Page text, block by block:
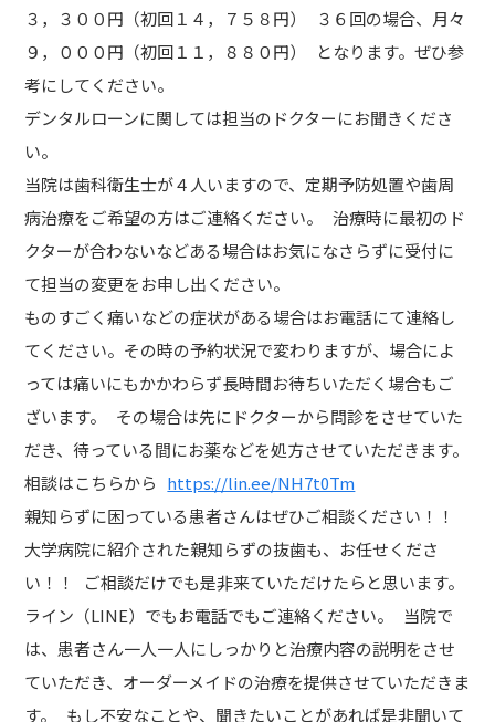
３，３００円（初回１４，７５８円） ３６回の場合、月々
９，０００円（初回１１，８８０円） となります。ぜひ参
考にしてください。
デンタルローンに関しては担当のドクターにお聞きくださ
い。
当院は歯科衛生士が４人いますので、定期予防処置や歯周
病治療をご希望の方はご連絡ください。 治療時に最初のド
クターが合わないなどある場合はお気になさらずに受付に
て担当の変更をお申し出ください。
ものすごく痛いなどの症状がある場合はお電話にて連絡し
てください。その時の予約状況で変わりますが、場合によ
っては痛いにもかかわらず長時間お待ちいただく場合もご
ざいます。 その場合は先にドクターから問診をさせていた
だき、待っている間にお薬などを処方させていただきます。
相談はこちらから https://lin.ee/NH7t0Tm
親知らずに困っている患者さんはぜひご相談ください！！
大学病院に紹介された親知らずの抜歯も、お任せくださ
い！！ ご相談だけでも是非来ていただけたらと思います。
ライン（LINE）でもお電話でもご連絡ください。 当院で
は、患者さん一人一人にしっかりと治療内容の説明をさせ
ていただき、オーダーメイドの治療を提供させていただきま
す。 もし不安なことや、聞きたいことがあれば是非聞いて